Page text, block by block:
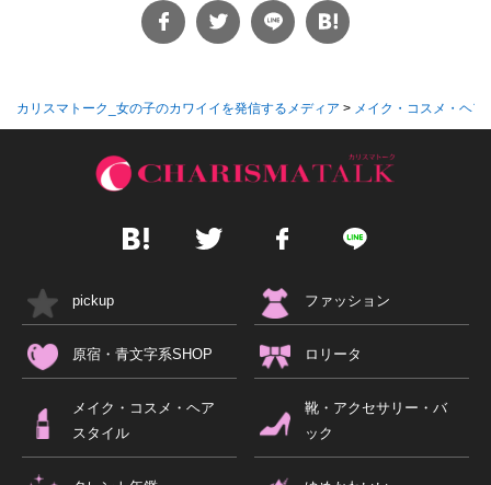
カリスマトーク_女の子のカワイイを発信するメディア > メイク・コスメ・ヘア
pickup ファッション
原宿・青文字系SHOP ロリータ
メイク・コスメ・ヘア
スタイル
靴・アクセサリー・バ
ック